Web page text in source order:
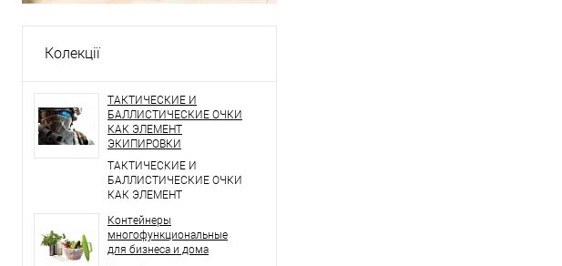
Колекції
ТАКТИЧЕСКИЕ И
БАЛЛИСТИЧЕСКИЕ ОЧКИ
КАК ЭЛЕМЕНТ
ЭКИПИРОВКИ
ТАКТИЧЕСКИЕ И
БАЛЛИСТИЧЕСКИЕ ОЧКИ
КАК ЭЛЕМЕНТ
Контейнеры
многофункциональные
для бизнеса и дома